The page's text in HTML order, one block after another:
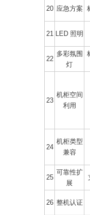
20 应急方案
21 LED 照明
22
多彩氛围
灯
23
机柜空间
利用
24
机柜类型
兼容
25
可靠性扩
展
26 整机认证